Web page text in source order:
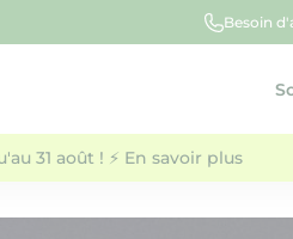
Besoin
31 août ! ⚡ En savoir plus